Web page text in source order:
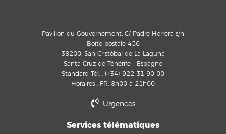
Pavillon du Gouvernement, C/ Padre Herrera s/n
Boîte postale 456
38200, San Cristóbal de La Laguna
Santa Cruz de Ténérife - Espagne
Standard Tél. : (+34) 922 31 90 00
Horaires : FR, 8h00 à 21h00
Urgences
Services télématiques